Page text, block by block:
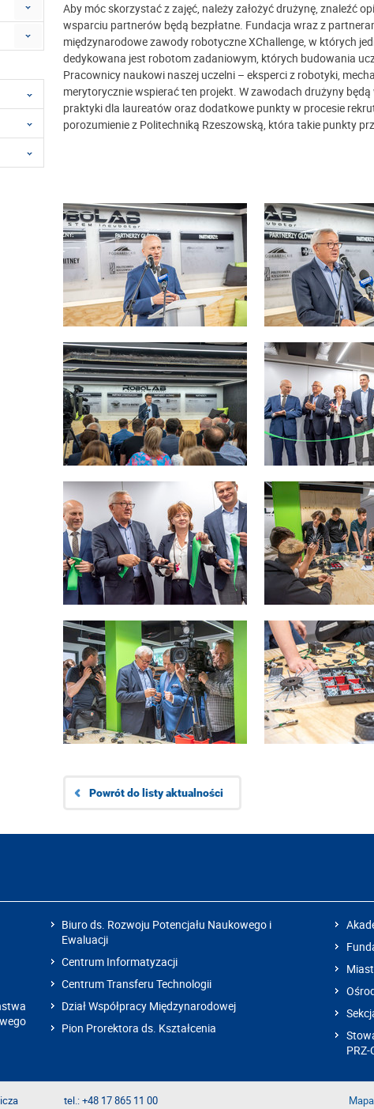
Aby móc skorzystać z zajęć, należy założyć drużynę, znaleźć
wsparciu partnerów będą bezpłatne. Fundacja wraz z
międzynarodowe zawody robotyczne XChallenge, w których
dedykowana jest robotom zadaniowym, których budowania
Pracownicy naukowi naszej uczelni – eksperci z robotyki,
merytorycznie wspierać ten projekt. W zawodach drużyny
praktyki dla laureatów oraz dodatkowe punkty w procesie
porozumienie z Politechniką Rzeszowską, która takie punkty
Powrót do listy aktualności
Biuro ds. Rozwoju Potencjału Naukowego i
Ewaluacji
Centrum Informatyzacji
Centrum Transferu Technologii
Dział Współpracy Międzynarodowej
Pion Prorektora ds. Kształcenia
PRZ-
tel.: +48 17 865 11 00